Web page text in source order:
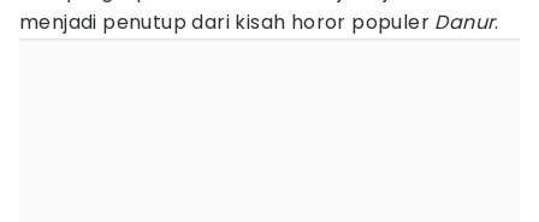
menjadi penutup dari kisah horor populer Danur.